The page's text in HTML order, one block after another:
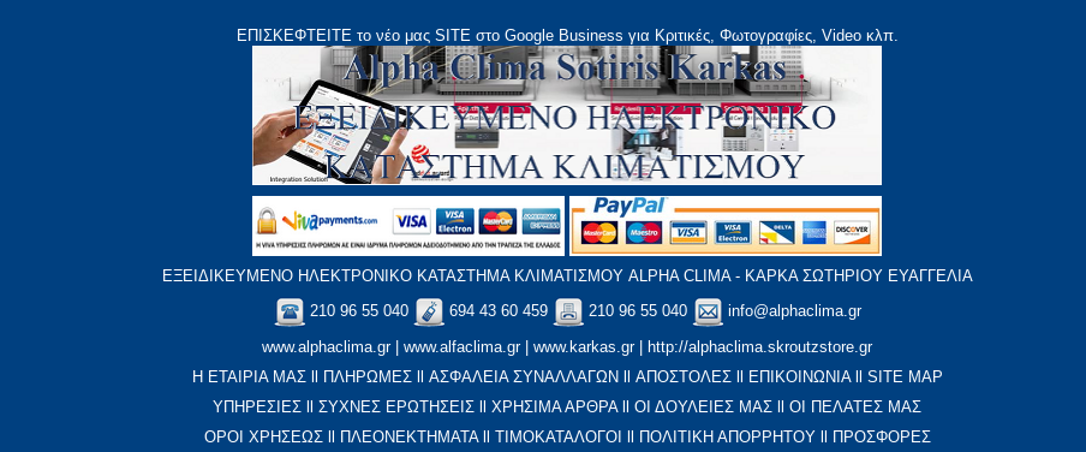
ΕΠΙΣΚΕΦΤΕΙΤΕ το νέο μας SITE στο Google Business για Κριτικές, Φωτογραφίες, Video κλπ.
ΕΞΕΙΔΙΚΕΥΜΕΝΟ ΗΛΕΚΤΡΟΝΙΚΟ ΚΑΤΑΣΤΗΜΑ ΚΛΙΜΑΤΙΣΜΟΥ ALPHA CLIMA - ΚΑΡΚΑ ΣΩΤΗΡΙΟΥ ΕΥΑΓΓΕΛΙΑ
210 96 55 040
694 43 60 459 210 96 55 040 info@alphaclima.gr
www.alphaclima.gr| www.alfaclima.gr| www.karkas.gr|
http://alphaclima.skroutzstore.gr
Η ΕΤΑΙΡΙΑ ΜΑΣ
ΠΛΗΡΩΜΕΣ ΑΣΦΑΛΕΙΑ ΣΥΝΑΛΛΑΓΩΝ ΑΠΟΣΤΟΛΕΣ ΕΠΙΚΟΙΝΩΝΙΑ
SITE MAP
ΥΠΗΡΕΣΙΕΣ
ΣΥΧΝΕΣ ΕΡΩΤΗΣΕΙΣ XΡΗΣΙΜΑ ΑΡΘΡΑll ΟΙ ΔΟΥΛΕΙΕΣ ΜΑΣ
ΟΙ ΠΕΛΑΤΕΣ ΜΑΣ
ΟΡΟΙ ΧΡΗΣΕΩΣll ΠΛΕΟΝΕΚΤΗΜΑΤΑll ΤΙΜΟΚΑΤΑΛΟΓΟΙ ΠΟΛΙΤΙΚΗ ΑΠΟΡΡΗΤΟΥll ΠΡΟΣΦΟΡΕΣ